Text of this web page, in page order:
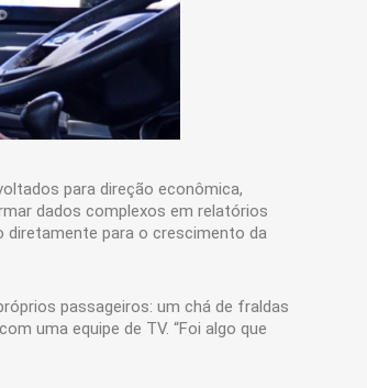
para direção econômica,
dados complexos em relatórios
diretamente para o crescimento da
passageiros: um chá de fraldas
uma equipe de TV. “Foi algo que